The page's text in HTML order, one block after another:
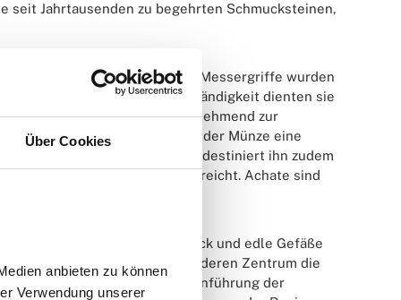
Über Cookies
anbieten zu können
Verwendung unserer
seit Jahrtausenden zu begehrten Schmucksteinen,
in Alltagsgegenständen. Messergriffe wurden
Härte und chemischen Beständigkeit dienten sie
werden Achate zunehmend zur
verleihen jeder Münze eine
Die Robustheit des Achats prädestiniert ihn zudem
vielseitigen Edelstein unterstreicht. Achate sind
wo er für Siegelringe, Schmuck und edle Gefäße
florierende Achatindustrie, deren Zentrum die
lokale Wirtschaft war die Einführung der